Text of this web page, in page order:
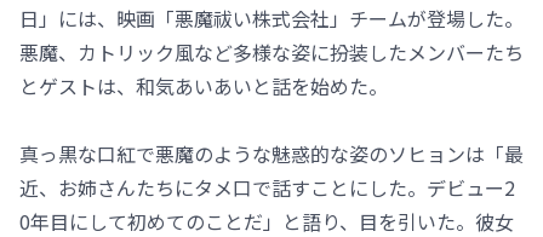
日」には、映画「悪魔祓い株式会社」チームが登場した。
悪魔、カトリック風など多様な姿に扮装したメンバーたち
とゲストは、和気あいあいと話を始めた。
真っ黒な口紅で悪魔のような魅惑的な姿のソヒョンは「最
近、お姉さんたちにタメ口で話すことにした。デビュー2
0年目にして初めてのことだ」と語り、目を引いた。彼女